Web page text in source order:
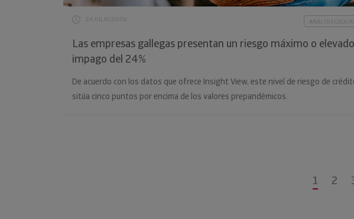
24 JULIO 2026 ANÁLISIS
Las empresas gallegas presentan un riesgo máximo o
impago del 24%
De acuerdo con los datos que ofrece Insight View, este nivel de riesgo de
sitúa cinco puntos por encima de los valores prepandémicos.
1 2